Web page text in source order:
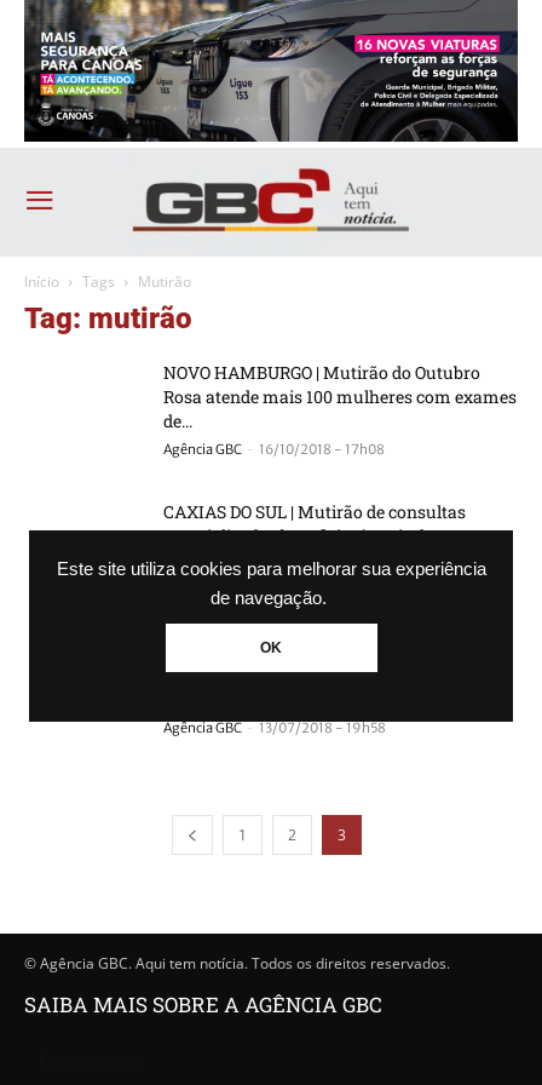
Este site utiliza cookies para melhorar sua experiência
de navegação.
OK
Início Tags Mutirão
Tag: mutirão
NOVO HAMBURGO | Mutirão do Outubro
Rosa atende mais 100 mulheres com exames
de...
Agência GBC - 16/10/2018 - 17h08
CAXIAS DO SUL | Mutirão de consultas
especializadas beneficiará mais de 560
pacientes
Agência GBC 27/09/2018 - 17h25
CANOAS | Mutirão disponibilizará 340
consultas para Traumatologia no Hospital
Agência GBC - 13/07/2018 - 19h58
1 2 3
© Agência GBC. Aqui tem notícia. Todos os direitos reservados.
SAIBA MAIS SOBRE A AGÊNCIA GBC